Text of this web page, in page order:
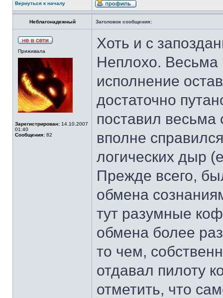
Вернуться к началу
Неблагонадежный Заголовок сообщения:
Приживала
Зарегистрирован: 14.10.2007
01:40
Сообщения: 82
Хоть и с
Неплохо.
исполнение
достаточно
поставил
вполне
логических дыр
Прежде всего,
обмена
тут разумные
обмена более
то чем,
отдавал пилоту
отметить, что